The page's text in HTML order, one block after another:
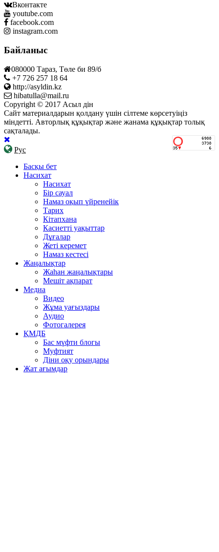
Вконтакте
youtube.com
facebook.com
instagram.com
Байланыс
080000 Тараз, Төле би 89/б
+7 726 257 18 64
http://asyldin.kz
hibatulla@mail.ru
Copyright © 2017 Асыл дін
Сайт материалдарын қолдану үшін сілтеме көрсетуіңіз
міндетті. Авторлық құқықтар және жанама құқықтар толық
сақталады.
Рус
Басқы бет
Насихат
Насихат
Бір сауал
Намаз оқып үйренейік
Тарих
Кітапхана
Касиетті уақыттар
Дұғалар
Жеті керемет
Намаз кестесі
Жаңалықтар
Жаһан жаңалықтары
Мешіт ақпарат
Медиа
Видео
Жұма уағыздары
Аудио
Фотогалерея
ҚМДБ
Бас мүфти блогы
Муфтият
Діни оқу орындары
Жат ағымдар